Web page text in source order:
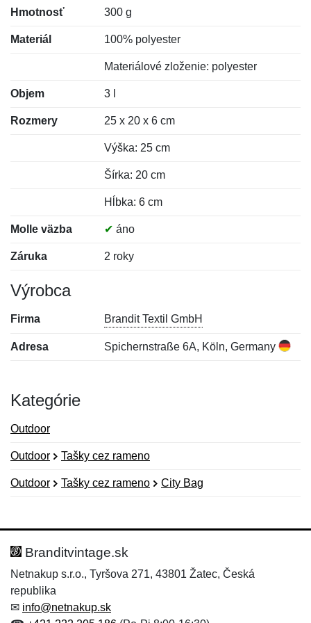
Hmotnosť 300 g
Materiál 100% polyester
Materiálové zloženie: polyester
Objem 3 l
Rozmery 25 x 20 x 6 cm
Výška: 25 cm
Šírka: 20 cm
Hĺbka: 6 cm
Molle väzba ✔ áno
Záruka 2 roky
Výrobca
Firma Brandit Textil GmbH
Adresa Spichernstraße 6A, Köln, Germany
Kategórie
Outdoor
Outdoor Tašky cez rameno
Outdoor Tašky cez rameno City Bag
Hodnotenie:
Meno:*
Meno:
E-mail:*
Branditvintage.sk
Netnakup s.r.o., Tyršova 271, 43801 Žatec, Česká
republika
✉ info@netnakup.sk